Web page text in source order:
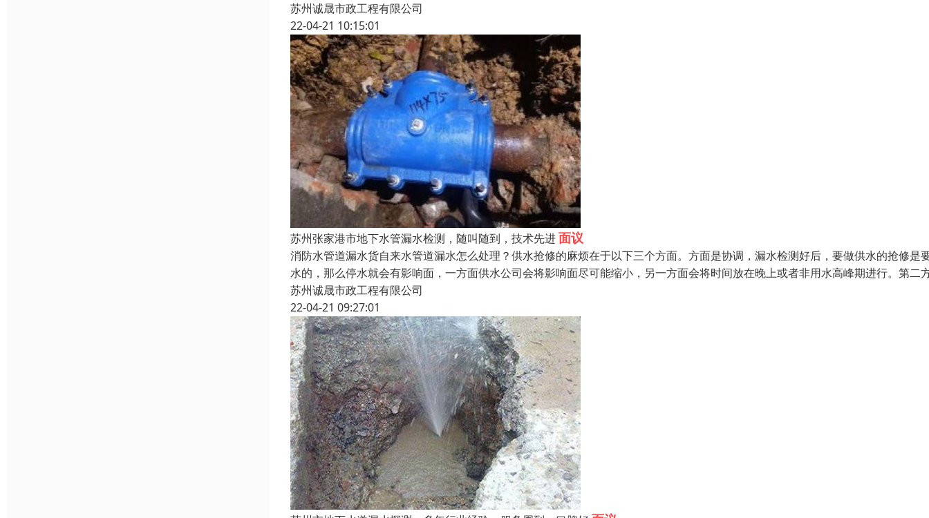
苏州诚晟市政工程有限公司
22-04-21 10:15:01
苏州张家港市地下水管漏水检测，随叫随到，技术先进面议
消防水管道漏水货自来水管道漏水怎么处理？供水抢修的麻烦在于以下三个方面。方面是协调，漏水检测好后，要做供水的抢修是
水的，那么停水就会有影响面，一方面供水公司会将影响面尽可能缩小，另一方面会将时间放在晚上或者非用水高峰期进行。第二
苏州诚晟市政工程有限公司
22-04-21 09:27:01